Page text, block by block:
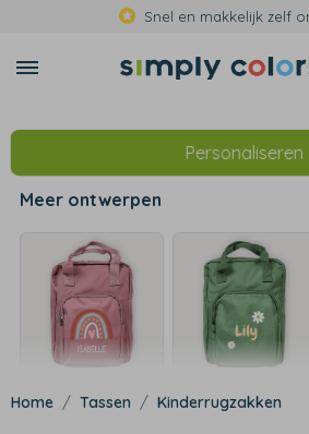
Snel en makkelijk zelf
Personaliseren
Meer ontwerpen
Tassen Kinderrugzakken